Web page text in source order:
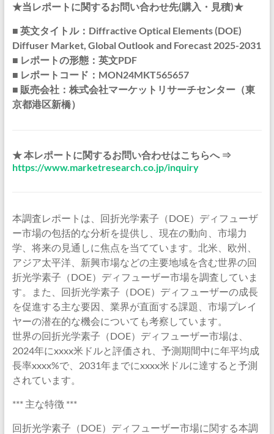
★当レポートに関するお問い合わせ先(購入・見積)★
■ 英文タイトル：Diffractive Optical Elements (DOE)
Diffuser Market, Global Outlook and Forecast 2025-2031
■ レポートの形態：英文PDF
■ レポートコード：MON24MKT565657
■ 販売会社：株式会社マーケットリサーチセンター（東
京都港区新橋）
★ 本レポートに関するお問い合わせはこちらへ ⇒
https://www.marketresearch.co.jp/inquiry
本調査レポートは、回折光学素子（DOE）ディフューザ
ー市場の包括的な分析を提供し、現在の動向、市場力
学、将来の見通しに焦点を当てています。北米、欧州、
アジア太平洋、新興市場などの主要地域を含む世界の回
折光学素子（DOE）ディフューザー市場を調査していま
す。また、回折光学素子（DOE）ディフューザーの成長
を促進する主な要因、業界が直面する課題、市場プレイ
ヤーの潜在的な機会についても考察しています。
世界の回折光学素子（DOE）ディフューザー市場は、
2024年にxxxx米ドルと評価され、予測期間中に年平均成
長率xxxx%で、2031年までにxxxx米ドルに達すると予測
されています。
*** 主な特徴 ***
回折光学素子（DOE）ディフューザー市場に関する本調